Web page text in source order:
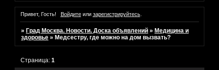
Привет, Гость! Войдитеили зарегистрируйтесь.
» Град Москва. Новости. Доска объявлений » Медицина и
здоровье » Медсестру, где можно на дом вызвать?
Страница:1